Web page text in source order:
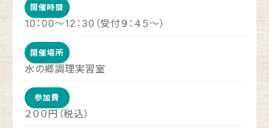
開催時間
10：00～12：30（受付９：４５～）
開催場所
水の郷調理実習室
参加費
２００円（税込）